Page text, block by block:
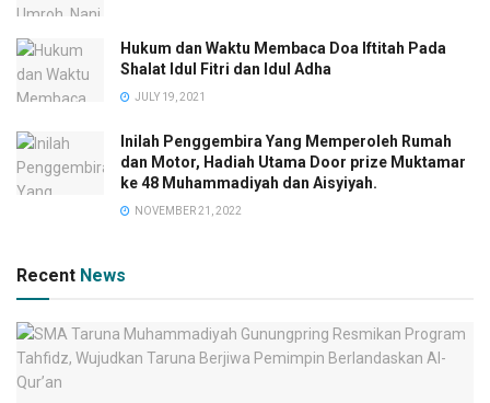
Hukum dan Waktu Membaca Doa Iftitah Pada
Shalat Idul Fitri dan Idul Adha
JULY 19, 2021
Inilah Penggembira Yang Memperoleh Rumah
dan Motor, Hadiah Utama Door prize Muktamar
ke 48 Muhammadiyah dan Aisyiyah.
NOVEMBER 21, 2022
Recent News